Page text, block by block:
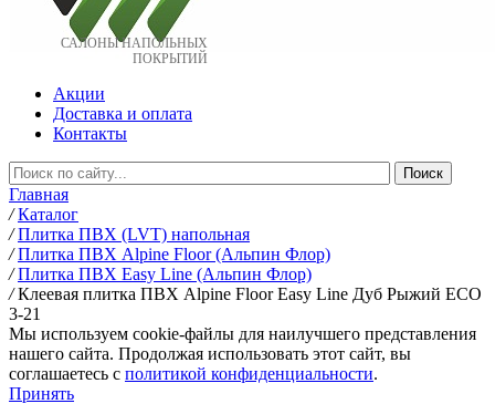
САЛОНЫ НАПОЛЬНЫХ
ПОКРЫТИЙ
Акции
Доставка и оплата
Контакты
Главная
/ Каталог
/ Плитка ПВХ (LVT) напольная
/ Плитка ПВХ Alpine Floor (Альпин Флор)
/ Плитка ПВХ Easy Line (Альпин Флор)
/ Клеевая плитка ПВХ Alpine Floor Easy Line Дуб Рыжий ЕСО
3-21
Мы используем cookie-файлы для наилучшего представления
нашего сайта. Продолжая использовать этот сайт, вы
соглашаетесь c политикой конфиденциальности.
Принять